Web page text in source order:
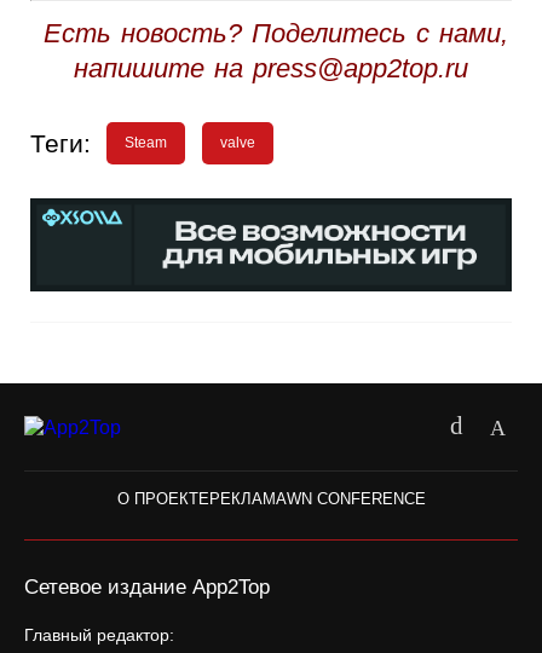
Есть новость? Поделитесь с нами,
напишите на press@app2top.ru
Теги: Steam valve
О ПРОЕКТЕРЕКЛАМАWN CONFERENCE
Сетевое издание App2Top
Главный редактор: